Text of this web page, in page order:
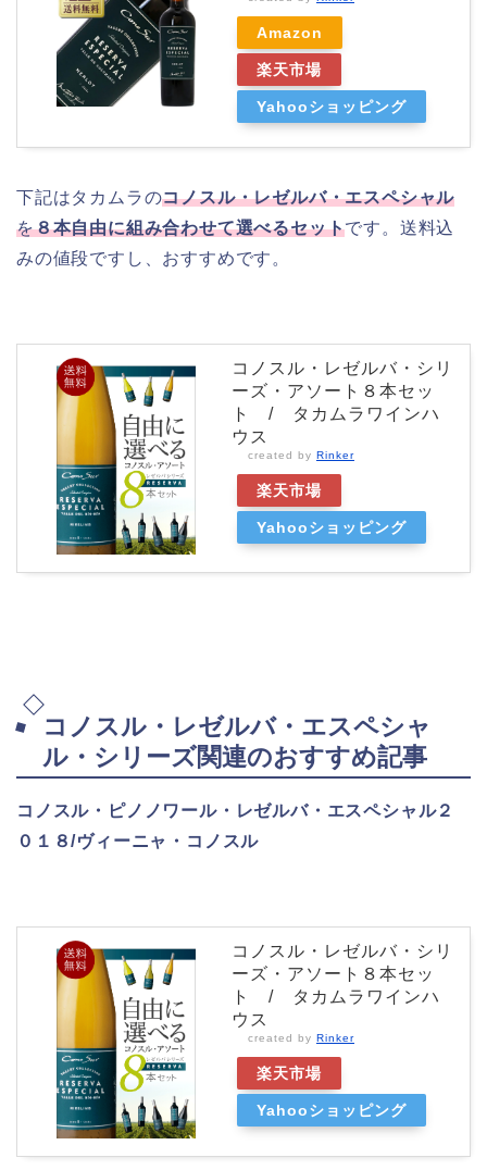
Amazon
楽天市場
Yahooショッピング
下記はタカムラのコノスル・レゼルバ・エスペシャル
を８本自由に組み合わせて選べるセットです。送料込
みの値段ですし、おすすめです。
コノスル・レゼルバ・シリ
ーズ・アソート８本セッ
ト / タカムラワインハ
ウス
created by Rinker
楽天市場
Yahooショッピング
コノスル・レゼルバ・エスペシャ
ル・シリーズ関連のおすすめ記事
コノスル・ピノノワール・レゼルバ・エスペシャル２
０１８/ヴィーニャ・コノスル
コノスル・レゼルバ・シリ
ーズ・アソート８本セッ
ト / タカムラワインハ
ウス
created by Rinker
楽天市場
Yahooショッピング